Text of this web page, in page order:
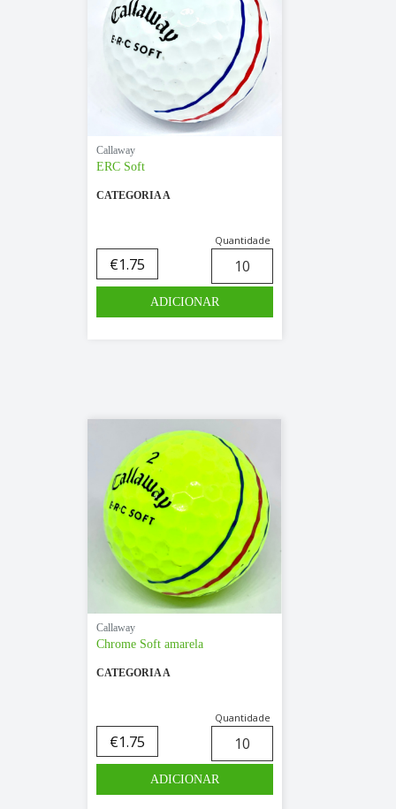
Callaway
ERC Soft
CATEGORIA A
€1.75
Quantidade
Callaway
Chrome Soft amarela
CATEGORIA A
€1.75
Quantidade